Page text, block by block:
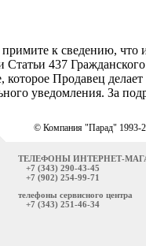
к сведению, что
437
которое Продавец
уведомления. За
© Компания "Парад" 1993-
ТЕЛЕФОНЫ ИНТЕРНЕТ-
+7 (343) 290-43-45
+7 (902) 254-99-71
телефоны сервисного центра
+7 (343) 251-46-34